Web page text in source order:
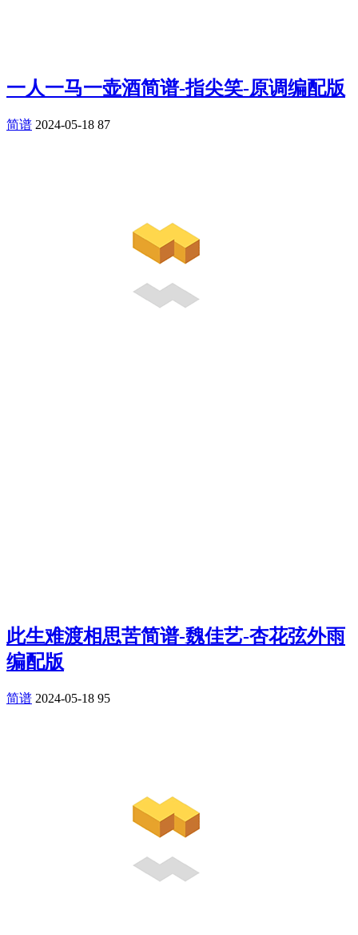
一人一马一壶酒简谱-指尖笑-原调编配版
简谱 2024-05-18 87
此生难渡相思苦简谱-魏佳艺-杏花弦外雨
编配版
简谱 2024-05-18 95